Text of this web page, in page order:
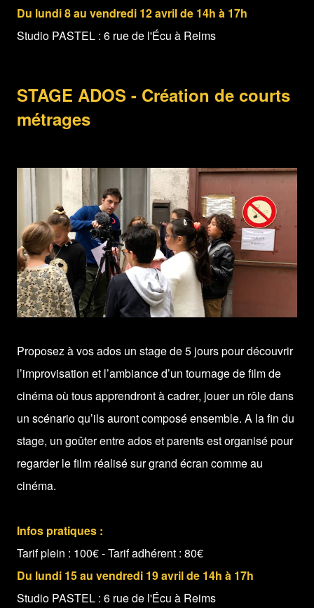
Du lundi 8 au vendredi 12 avril de 14h à 17h
Studio PASTEL : 6 rue de l'Écu à Reims
STAGE ADOS - Création de courts
métrages
Proposez à vos ados un stage de 5 jours pour découvrir
l’improvisation et l’ambiance d’un tournage de film de
cinéma où tous apprendront à cadrer, jouer un rôle dans
un scénario qu’ils auront composé ensemble. A la fin du
stage, un goûter entre ados et parents est organisé pour
regarder le film réalisé sur grand écran comme au
cinéma.
Infos pratiques :
Tarif plein : 100€ - Tarif adhérent : 80€
Du lundi 15 au vendredi 19 avril de 14h à 17h
Studio PASTEL : 6 rue de l'Écu à Reims